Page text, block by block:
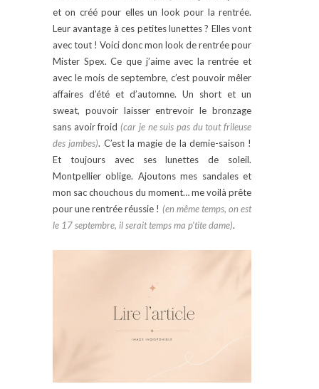
et on créé pour elles un look pour la rentrée.
Leur avantage à ces petites lunettes ? Elles vont
avec tout ! Voici donc mon look de rentrée pour
Mister Spex. Ce que j’aime avec la rentrée et
avec le mois de septembre, c’est pouvoir mêler
affaires d’été et d’automne. Un short et un
sweat, pouvoir laisser entrevoir le bronzage
sans avoir froid (car je ne suis pas du tout frileuse
des jambes). C’est la magie de la demie-saison !
Et toujours avec ses lunettes de soleil.
Montpellier oblige. Ajoutons mes sandales et
mon sac chouchous du moment… me voilà prête
pour une rentrée réussie ! (en même temps, on est
le 17 septembre, il serait temps ma p’tite dame).